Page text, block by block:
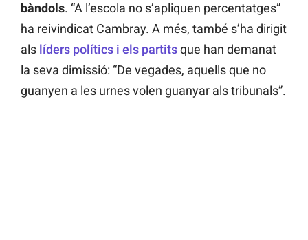
bàndols. “A l’escola no s’apliquen percentatges”
ha reivindicat Cambray. A més, també s’ha dirigit
als líders polítics i els partitsque han demanat
la seva dimissió: “De vegades, aquells que no
guanyen a les urnes volen guanyar als tribunals”.